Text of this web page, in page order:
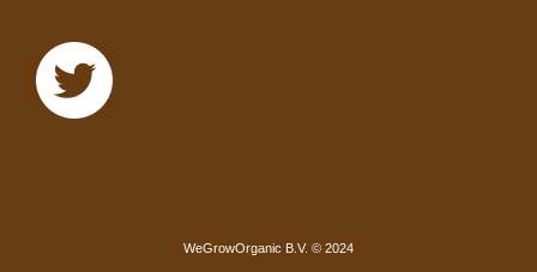
WeGrowOrganic B.V. © 2024